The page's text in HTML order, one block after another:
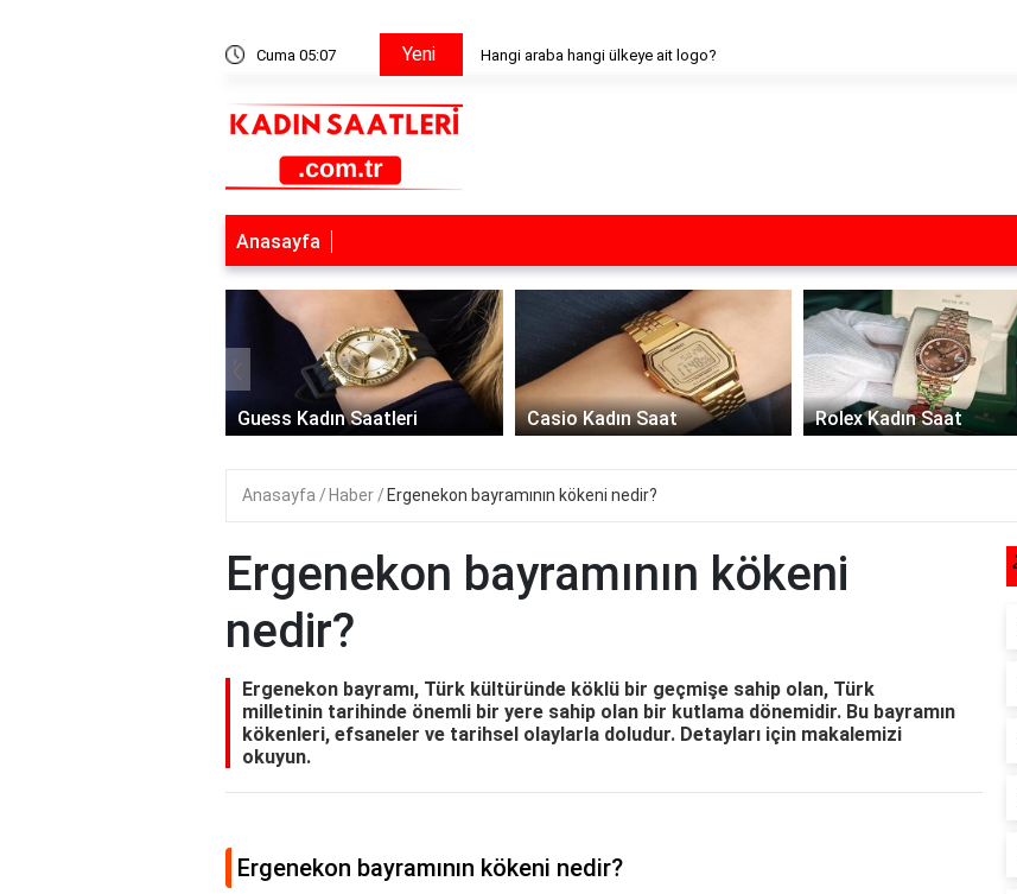
Cuma 05:07 Yeni Hangi araba hangi ülkeye ait logo?
Anasayfa
Guess Kadın Saatleri Casio Kadın Saat Rolex Kadın Saat
‹
Anasayfa Haber Ergenekon bayramının kökeni nedir?
Ergenekon bayramının kökeni
nedir?
Ergenekon bayramı, Türk kültüründe köklü bir geçmişe sahip olan, Türk
milletinin tarihinde önemli bir yere sahip olan bir kutlama dönemidir. Bu bayramın
kökenleri, efsaneler ve tarihsel olaylarla doludur. Detayları için makalemizi
okuyun.
Ergenekon bayramının kökeni nedir?